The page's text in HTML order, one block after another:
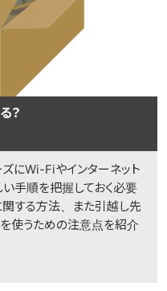
？
にWi-Fiやインターネット
手順を把握しておく必要
関する方法、また引越し先
使うための注意点を紹介